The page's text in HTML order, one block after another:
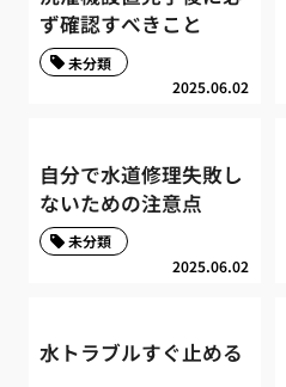
ず確認すべきこと
2025.06.02
未分類
自分で水道修理失敗し
ないための注意点
2025.06.02
未分類
水トラブルすぐ止める